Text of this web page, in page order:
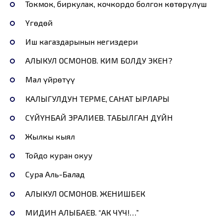
Токмок, биркулак, кочкордо болгон көтөрүлүш
Үгөдөй
Иш кагаздарынын негиздери
АЛЫКУЛ ОСМОНОВ. КИМ БОЛДУ ЭКЕН?
Мал үйрөтүү
КАЛЫГУЛДУН ТЕРМЕ, САНАТ ЫРЛАРЫ
СҮЙҮНБАЙ ЭРАЛИЕВ. ТАБЫЛГАН ДҮЙНӨ
Жылкы кыял
Тойдо куран окуу
Сура Аль-Балад
АЛЫКУЛ ОСМОНОВ. ЖЕНИШБЕК
МИДИН АЛЫБАЕВ. “АК ЧҮЧ!…”